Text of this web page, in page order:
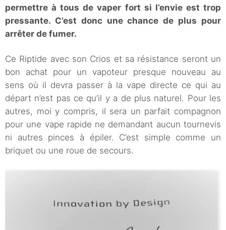
permettre à tous de vaper fort si l’envie est trop
pressante. C’est donc une chance de plus pour
arrêter de fumer.
Ce Riptide avec son Crios et sa résistance seront un
bon achat pour un vapoteur presque nouveau au
sens où il devra passer à la vape directe ce qui au
départ n’est pas ce qu’il y a de plus naturel. Pour les
autres, moi y compris, il sera un parfait compagnon
pour une vape rapide ne demandant aucun tournevis
ni autres pinces à épiler. C’est simple comme un
briquet ou une roue de secours.